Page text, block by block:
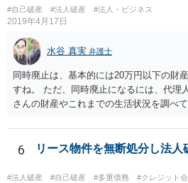
ます。 健康上の理由は「やむを得ない事
って異なります。 子会社の代表取締役が
必要ありません。 なお，子会社の代表取
をしてもらわなければなりません。 親会
ことは理論上可能ですが，あなたに対し
自身が会社に対して追う責任（例えば任
ます。子会社の負債をあなたに負わせる
いてくれないと，辞任の登記をするため
#自己破産 #法人破産 #法人・ビジネス
2019年4月17日
水谷 真実 弁護士
同時廃止は、基本的には20万円以下の財
すね。 ただ、同時廃止になるには、代理
さんの財産やこれまでの生活状況を調べ
して、代理人の先生が同時廃止でいける
でしょう。
6 リース物件を無断処分し法人
#法人破産 #自己破産 #多重債務 #クレジット